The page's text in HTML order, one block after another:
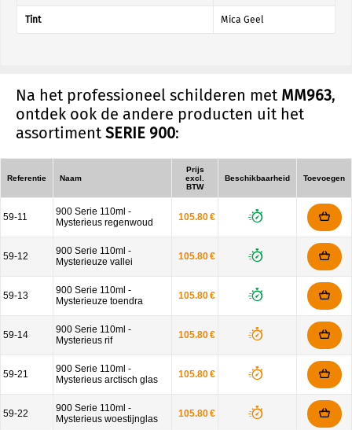
Tint Mica Geel
Na het professioneel schilderen met MM963,
ontdek ook de andere producten uit het
assortiment SERIE 900:
Referentie Naam
Prijs
excl.
BTW
Beschikbaarheid Toevoegen
59-11
900 Serie 110ml -
Mysterieus regenwoud
105.80 €
59-12
900 Serie 110ml -
Mysterieuze vallei
105.80 €
59-13
900 Serie 110ml -
Mysterieuze toendra
105.80 €
59-14
900 Serie 110ml -
Mysterieus rif
105.80 €
59-21
900 Serie 110ml -
Mysterieus arctisch glas
105.80 €
59-22
900 Serie 110ml -
Mysterieus woestijnglas
105.80 €